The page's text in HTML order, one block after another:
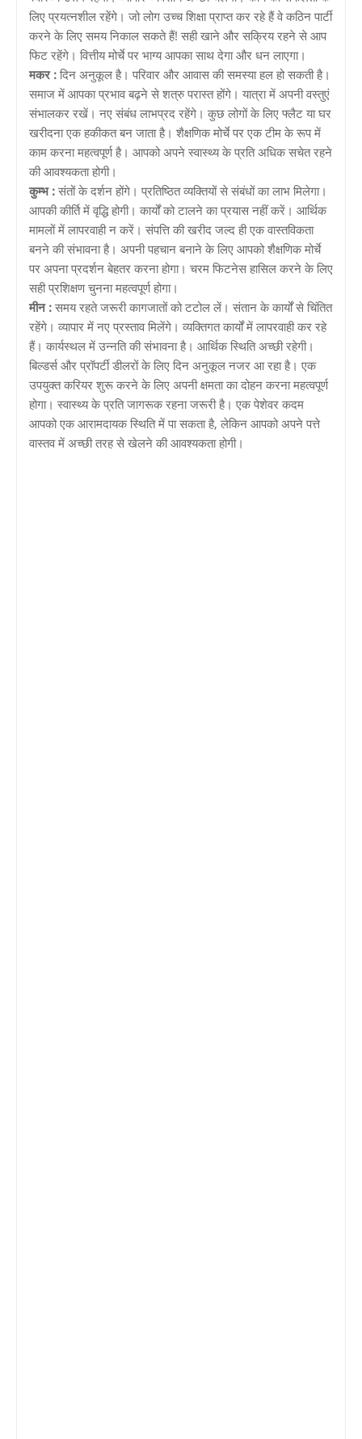
लिए प्रयत्नशील रहेंगे। जो लोग उच्च शिक्षा प्राप्त कर रहे हैं वे कठिन पार्टी
करने के लिए समय निकाल सकते हैं! सही खाने और सक्रिय रहने से आप
फिट रहेंगे। वित्तीय मोर्चे पर भाग्य आपका साथ देगा और धन लाएगा।
मकर : दिन अनुकूल है। परिवार और आवास की समस्या हल हो सकती है।
समाज में आपका प्रभाव बढ़ने से शत्रु परास्त होंगे। यात्रा में अपनी वस्तुएं
संभालकर रखें। नए संबंध लाभप्रद रहेंगे। कुछ लोगों के लिए फ्लैट या घर
खरीदना एक हकीकत बन जाता है। शैक्षणिक मोर्चे पर एक टीम के रूप में
काम करना महत्वपूर्ण है। आपको अपने स्वास्थ्य के प्रति अधिक सचेत रहने
की आवश्यकता होगी।
कुम्भ : संतों के दर्शन होंगे। प्रतिष्ठित व्यक्तियों से संबंधों का लाभ मिलेगा।
आपकी कीर्ति में वृद्धि होगी। कार्यों को टालने का प्रयास नहीं करें। आर्थिक
मामलों में लापरवाही न करें। संपत्ति की खरीद जल्द ही एक वास्तविकता
बनने की संभावना है। अपनी पहचान बनाने के लिए आपको शैक्षणिक मोर्चे
पर अपना प्रदर्शन बेहतर करना होगा। चरम फिटनेस हासिल करने के लिए
सही प्रशिक्षण चुनना महत्वपूर्ण होगा।
मीन : समय रहते जरूरी कागजातों को टटोल लें। संतान के कार्यों से चिंतित
रहेंगे। व्यापार में नए प्रस्ताव मिलेंगे। व्यक्तिगत कार्यों में लापरवाही कर रहे
हैं। कार्यस्थल में उन्नति की संभावना है। आर्थिक स्थिति अच्छी रहेगी।
बिल्डर्स और प्रॉपर्टी डीलरों के लिए दिन अनुकूल नजर आ रहा है। एक
उपयुक्त करियर शुरू करने के लिए अपनी क्षमता का दोहन करना महत्वपूर्ण
होगा। स्वास्थ्य के प्रति जागरूक रहना जरूरी है। एक पेशेवर कदम
आपको एक आरामदायक स्थिति में पा सकता है, लेकिन आपको अपने पत्ते
वास्तव में अच्छी तरह से खेलने की आवश्यकता होगी।